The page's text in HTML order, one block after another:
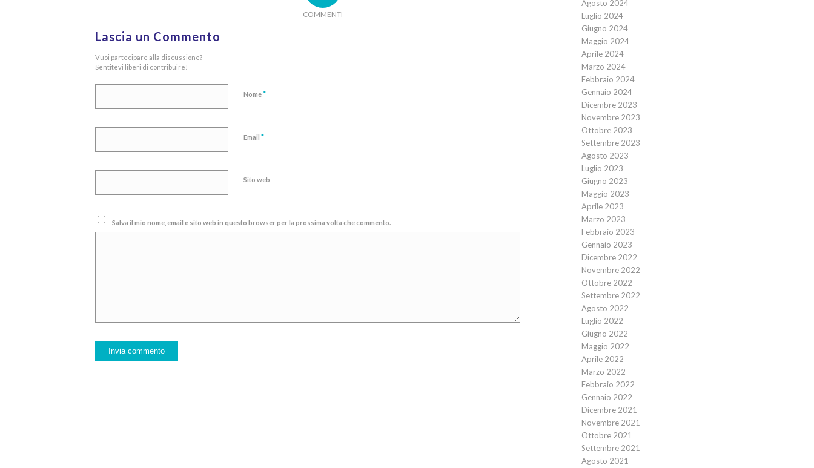
COMMENTI
Lascia un Commento
Vuoi partecipare alla discussione?
Sentitevi liberi di contribuire!
Nome*
Email *
Sito web
Salva il mio nome, email e sito web in questo browser per la prossima volta che commento.
Agosto 2024
Luglio 2024
Giugno 2024
Maggio 2024
Aprile 2024
Marzo 2024
Febbraio 2024
Gennaio 2024
Dicembre 2023
Novembre 2023
Ottobre 2023
Settembre 2023
Agosto 2023
Luglio 2023
Giugno 2023
Maggio 2023
Aprile 2023
Marzo 2023
Febbraio 2023
Gennaio 2023
Dicembre 2022
Novembre 2022
Ottobre 2022
Settembre 2022
Agosto 2022
Luglio 2022
Giugno 2022
Maggio 2022
Aprile 2022
Marzo 2022
Febbraio 2022
Gennaio 2022
Dicembre 2021
Novembre 2021
Ottobre 2021
Settembre 2021
Agosto 2021